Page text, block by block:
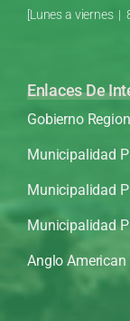
[Lunes a viernes |
Enlaces De
Gobierno
Municipalidad
Municipalidad
Municipalidad
Anglo American